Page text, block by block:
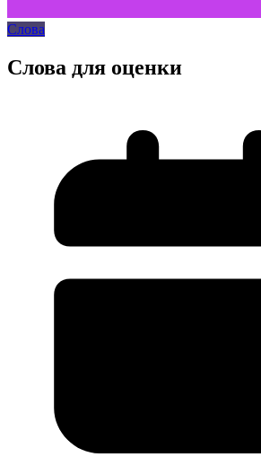
Слова
Слова для оценки